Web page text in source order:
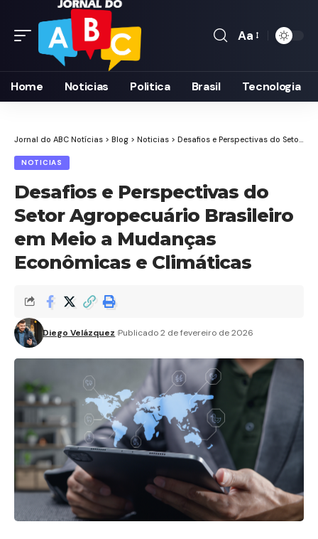
Font
Aa
Home Noticias Politica Brasil Tecnologia
Jornal do ABC Notícias > Blog > Noticias > Desafios e Perspectivas do Setor Agropecuário Brasileiro em Meio a Mudanças Econômicas e Climáticas
NOTICIAS
Desafios e Perspectivas do
Setor Agropecuário Brasileiro
em Meio a Mudanças
Econômicas e Climáticas
Diego Velázquez Publicado 2 de fevereiro de 2026